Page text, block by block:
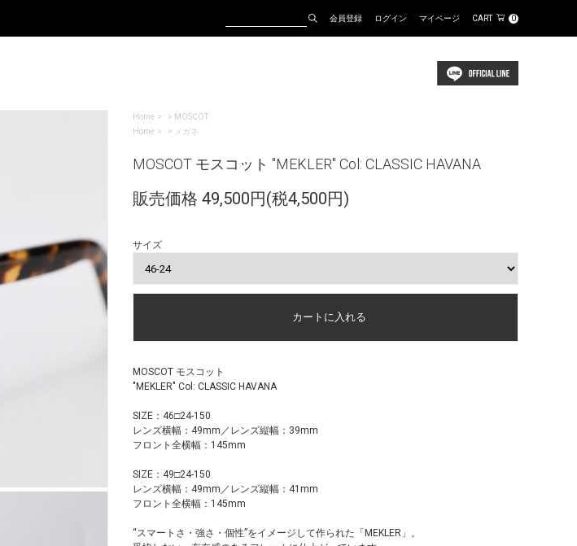
会員登録 ログイン マイページ CART 0
Home > MOSCOT
Home
> メガネ
MOSCOT モスコット "MEKLER" Col: CLASSIC HAVANA
販売価格 49,500円(税4,500円)
サイズ
MOSCOT モスコット
"MEKLER" Col: CLASSIC HAVANA
SIZE：46□24-150
レンズ横幅：49mm／レンズ縦幅：39mm
フロント全横幅：145mm
SIZE：49□24-150
レンズ横幅：49mm／レンズ縦幅：41mm
フロント全横幅：145mm
“スマートさ・強さ・個性”をイメージして作られた「MEKLER」。